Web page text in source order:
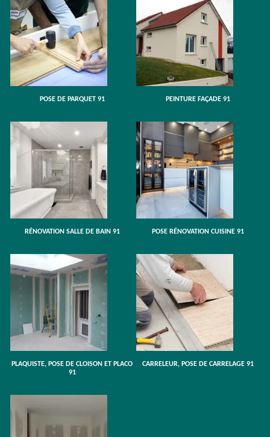
POSE DE PARQUET 91 PEINTURE FAÇADE 91
RÉNOVATION SALLE DE BAIN 91 POSE RÉNOVATION CUISINE 91
PLAQUISTE, POSE DE CLOISON ET PLACO
91
CARRELEUR, POSE DE CARRELAGE 91